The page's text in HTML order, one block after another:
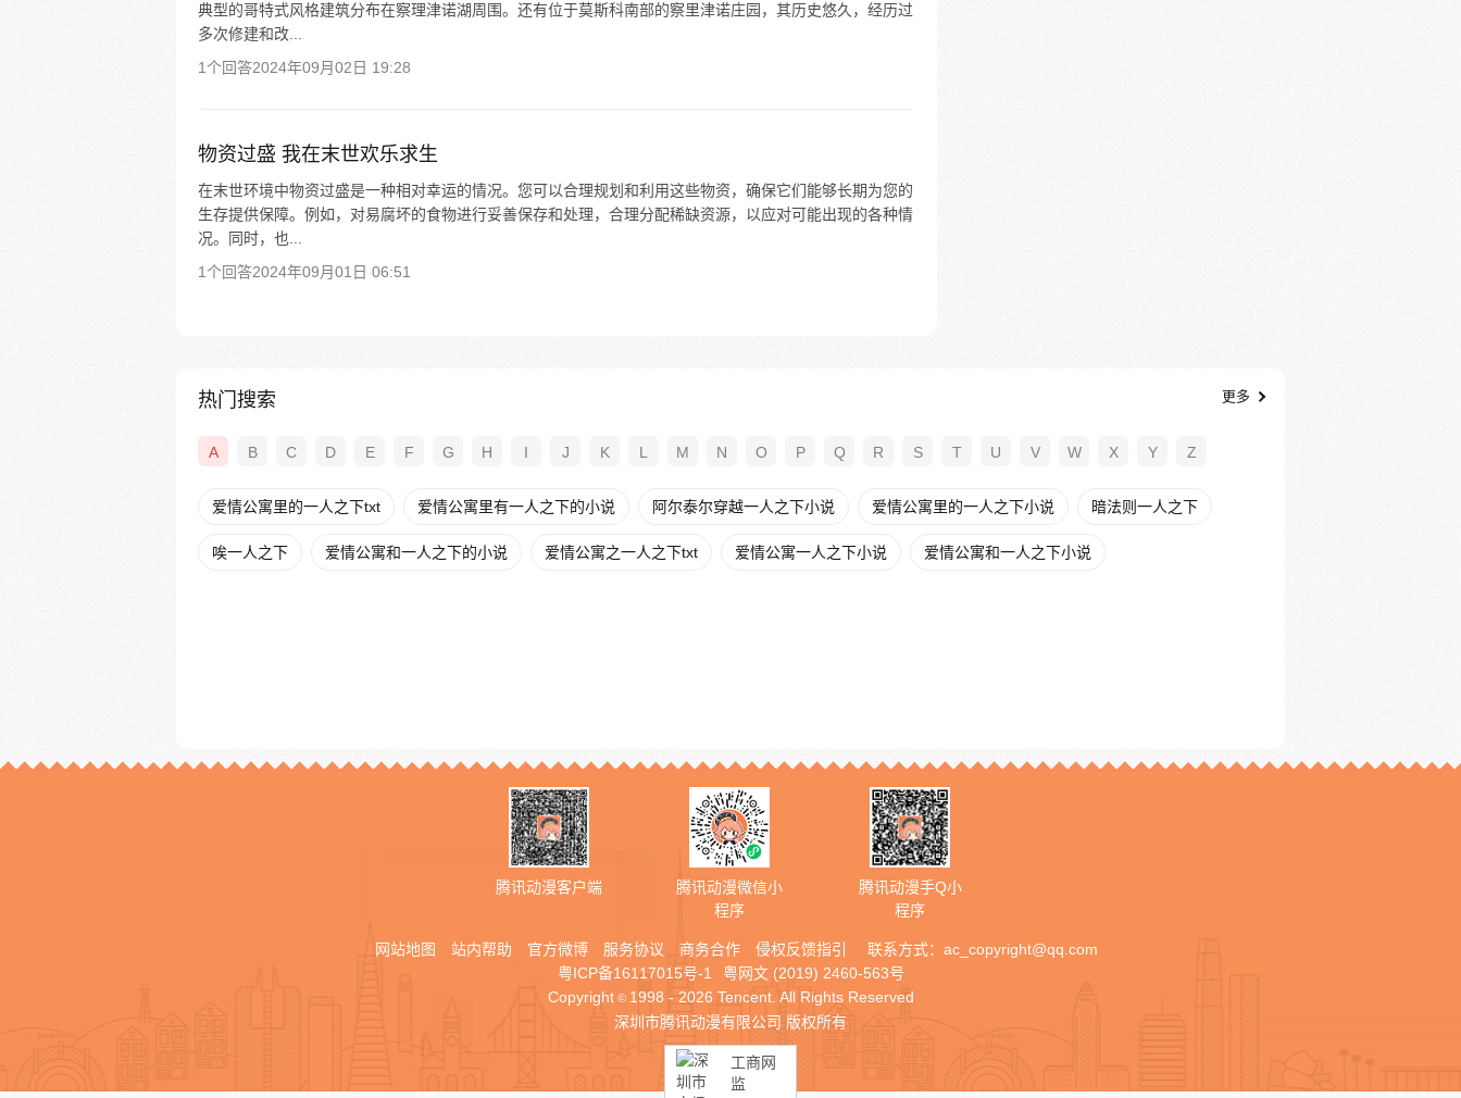
典型的哥特式风格建筑分布在察理津诺湖周围。还有位于莫斯科南部的察里津诺庄园，其历史悠久，经历过
多次修建和改...
1个回答2024年09月02日 19:28
物资过盛 我在末世欢乐求生
在末世环境中物资过盛是一种相对幸运的情况。您可以合理规划和利用这些物资，确保它们能够长期为您的
生存提供保障。例如，对易腐坏的食物进行妥善保存和处理，合理分配稀缺资源，以应对可能出现的各种情
况。同时，也...
1个回答2024年09月01日 06:51
热门搜索 更多
A B C D E F G H I J K L M N O P Q R S T U V W X Y Z
爱情公寓里的一人之下txt 爱情公寓里有一人之下的小说 阿尔泰尔穿越一人之下小说 爱情公寓里的一人之下小说 暗法则一人之下
唉一人之下 爱情公寓和一人之下的小说 爱情公寓之一人之下txt 爱情公寓一人之下小说 爱情公寓和一人之下小说
腾讯动漫客户端
腾讯动漫微信小
程序
腾讯动漫手Q小
程序
网站地图 站内帮助 官方微博 服务协议 商务合作 侵权反馈指引 联系方式： ac_copyright@qq.com
粤ICP备16117015号-1
粤网文 (2019) 2460-563号
Copyright © 1998 - 2026 Tencent. All Rights Reserved
深圳市腾讯动漫有限公司 版权所有
工商网
监